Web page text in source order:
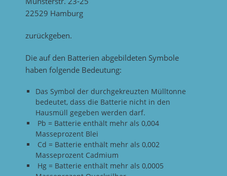
22529 Hamburg
zurückgeben.
Die auf den Batterien abgebildeten Symbole
haben folgende Bedeutung:
Das Symbol der durchgekreuzten Mülltonne
bedeutet, dass die Batterie nicht in den
Hausmüll gegeben werden darf.
Pb = Batterie enthält mehr als 0,004
Masseprozent Blei
Cd = Batterie enthält mehr als 0,002
Masseprozent Cadmium
Hg = Batterie enthält mehr als 0,0005